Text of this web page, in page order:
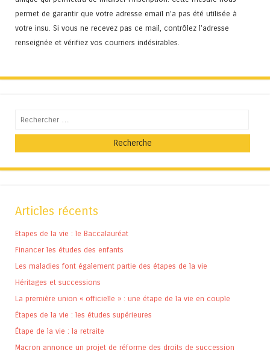
permet de garantir que votre adresse email n’a pas été utilisée à
votre insu. Si vous ne recevez pas ce mail, contrôlez l’adresse
renseignée et vérifiez vos courriers indésirables.
Recherche
Articles récents
Etapes de la vie : le Baccalauréat
Financer les études des enfants
Les maladies font également partie des étapes de la vie
Héritages et successions
La première union « officielle » : une étape de la vie en couple
Étapes de la vie : les études supérieures
Étape de la vie : la retraite
Macron annonce un projet de réforme des droits de succession